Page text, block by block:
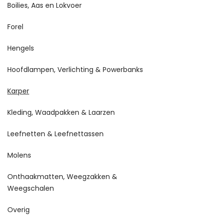
Boilies, Aas en Lokvoer
Forel
Hengels
Hoofdlampen, Verlichting & Powerbanks
Karper
Kleding, Waadpakken & Laarzen
Leefnetten & Leefnettassen
Molens
Onthaakmatten, Weegzakken &
Weegschalen
Overig